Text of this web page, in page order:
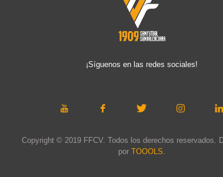
¡Síguenos en las redes sociales!
Copyright © 2019 FFCV. Todos los derechos reservados.
por TOOOLS